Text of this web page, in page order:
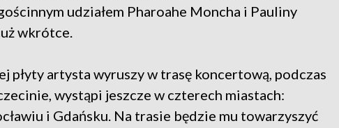
udziałem Pharoahe Moncha i Pauliny
wkrótce.
płyty artysta wyruszy w trasę koncertową, podczas
wystąpi jeszcze w czterech miastach:
i Gdańsku. Na trasie będzie mu towarzyszyć